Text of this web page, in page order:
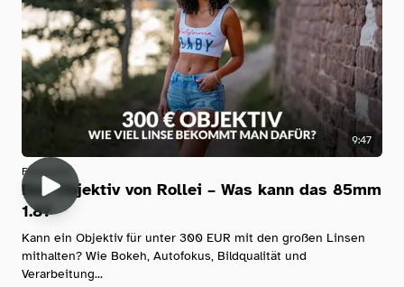
9:47
Fotografie
Das Objektiv von Rollei – Was kann das 85mm
1.8?
Kann ein Objektiv für unter 300 EUR mit den großen Linsen
mithalten? Wie Bokeh, Autofokus, Bildqualität und
Verarbeitung...